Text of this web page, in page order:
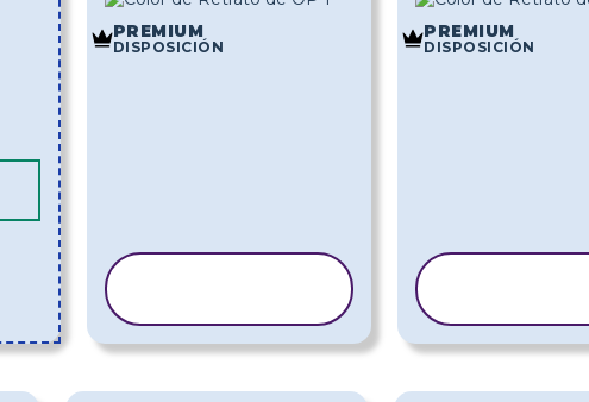
PREMIUM
DISPOSICIÓN
PREMIUM
DISPOSICIÓN